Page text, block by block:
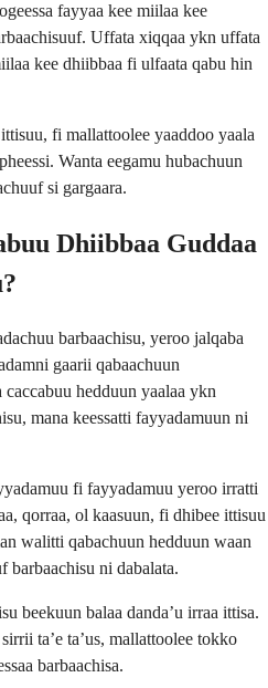
fayyaa kee miilaa kee
Uffata xiqqaa ykn uffata
kee dhiibbaa fi ulfaata qabu hin
fi mallattoolee yaaddoo yaala
Wanta eegamu hubachuun
si gargaara.
Dhiibbaa Guddaa
barbaachisu, yeroo jalqaba
gaarii qabaachuun
hedduun yaalaa ykn
mana keessatti fayyadamuun ni
fi fayyadamuu yeroo irratti
qorraa, ol kaasuun, fi dhibee ittisuu
walitti qabachuun hedduun waan
barbaachisu ni dabalata.
beekuun balaa danda’u irraa ittisa.
ta’e ta’us, mallattoolee tokko
barbaachisa.